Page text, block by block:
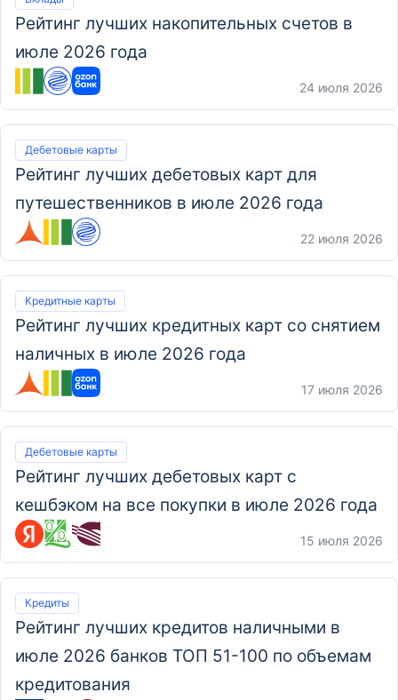
Рейтинг лучших накопительных счетов в
июле 2026 года
24 июля 2026
Дебетовые карты
Рейтинг лучших дебетовых карт для
путешественников в июле 2026 года
22 июля 2026
Кредитные карты
Рейтинг лучших кредитных карт со снятием
наличных в июле 2026 года
17 июля 2026
Дебетовые карты
Рейтинг лучших дебетовых карт с
кешбэком на все покупки в июле 2026 года
15 июля 2026
Кредиты
Рейтинг лучших кредитов наличными в
июле 2026 банков ТОП 51-100 по объемам
кредитования